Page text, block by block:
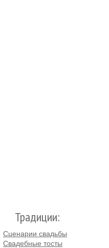
Традиции:
Сценарии свадьбы
Свадебные тосты